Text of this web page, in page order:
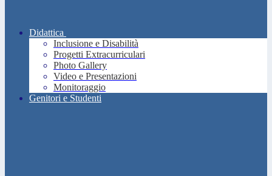
Didattica
Inclusione e Disabilità
Progetti Extracurriculari
Photo Gallery
Video e Presentazioni
Monitoraggio
Genitori e Studenti